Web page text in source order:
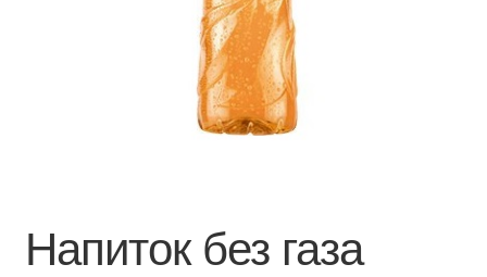
Напиток без газа